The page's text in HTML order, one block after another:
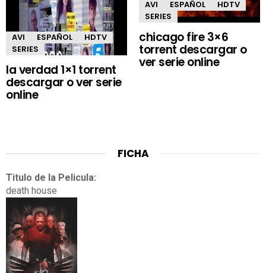
AVI ESPAÑOL
HDTV
SERIES
la verdad 1×1 torrent
descargar o ver serie
online
AVI ESPAÑOL
HDTV
SERIES
chicago fire 3×6
torrent descargar o
ver serie online
FICHA
Titulo de la Pelicula:
death house